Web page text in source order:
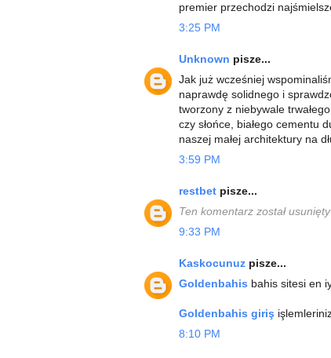
premier przechodzi
3:25 PM
Unknown pisze...
Jak już wcześniej
naprawdę solidnego i
tworzony z niebywale
czy słońce, białego cementu
naszej małej architektury na
3:59 PM
restbet pisze...
Ten komentarz został
9:33 PM
Kaskocunuz pisze...
Goldenbahis bahis sitesi en
Goldenbahis giriş
8:10 PM